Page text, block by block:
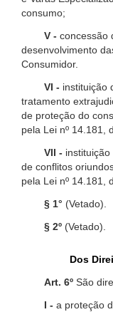
consumo;
V - concessão
desenvolvimento
Consumidor.
VI - instituição
tratamento
de proteção do
pela Lei nº 14.181,
VII -
de conflitos
pela Lei nº 14.181,
§ 1° (Vetado).
§ 2º (Vetado).
Dos
Art. 6º São
I - a proteção